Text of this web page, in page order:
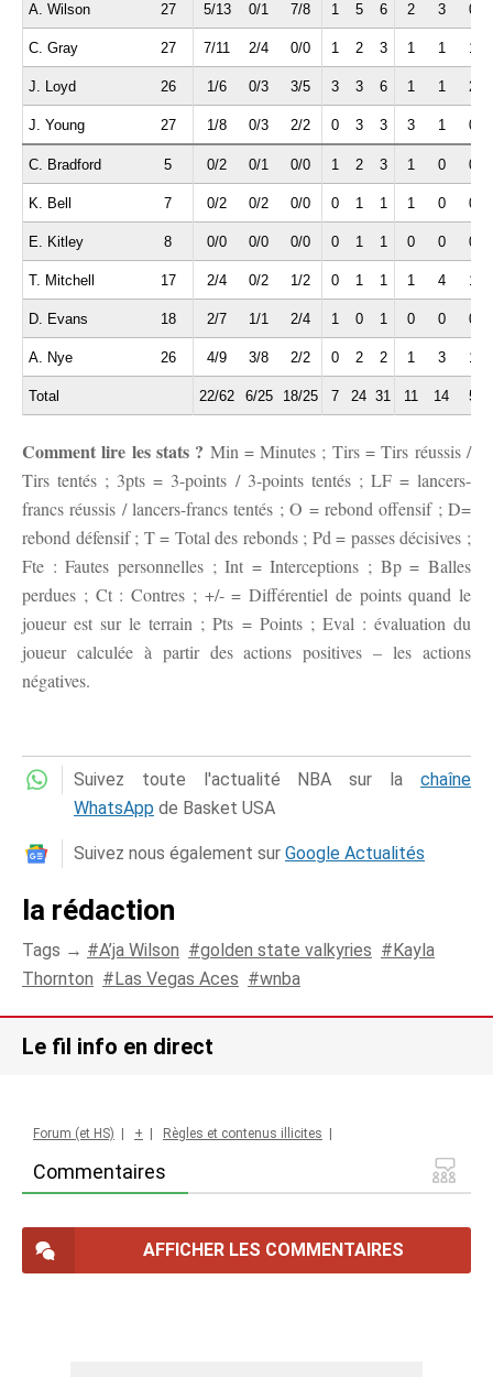
A. Wilson 27 5/13 0/1 7/8 1 5 6 2 3 0
C. Gray 27 7/11 2/4 0/0 1 2 3 1 1 1
J. Loyd 26 1/6 0/3 3/5 3 3 6 1 1 2
J. Young 27 1/8 0/3 2/2 0 3 3 3 1 0
C. Bradford 5 0/2 0/1 0/0 1 2 3 1 0 0
K. Bell 7 0/2 0/2 0/0 0 1 1 1 0 0
E. Kitley 8 0/0 0/0 0/0 0 1 1 0 0 0
T. Mitchell 17 2/4 0/2 1/2 0 1 1 1 4 1
D. Evans 18 2/7 1/1 2/4 1 0 1 0 0 0
A. Nye 26 4/9 3/8 2/2 0 2 2 1 3 1
Total 22/62 6/25 18/25 7 24 31 11 14 5
Comment lire les stats ? Min = Minutes ; Tirs = Tirs réussis /
Tirs tentés ; 3pts = 3-points / 3-points tentés ; LF = lancers-
francs réussis / lancers-francs tentés ; O = rebond offensif ; D=
rebond défensif ; T = Total des rebonds ; Pd = passes décisives ;
Fte : Fautes personnelles ; Int = Interceptions ; Bp = Balles
perdues ; Ct : Contres ; +/- = Différentiel de points quand le
joueur est sur le terrain ; Pts = Points ; Eval : évaluation du
joueur calculée à partir des actions positives – les actions
négatives.
Suivez toute l'actualité NBA sur la chaîne
WhatsApp de Basket USA
Suivez nous également sur Google Actualités
la rédaction
Tags → A’ja Wilson golden state valkyries
Kayla
Thornton
Las Vegas Aces wnba
Le fil info en direct
Commentaires
Forum (et HS) + Règles et contenus illicites
AFFICHER LES COMMENTAIRES